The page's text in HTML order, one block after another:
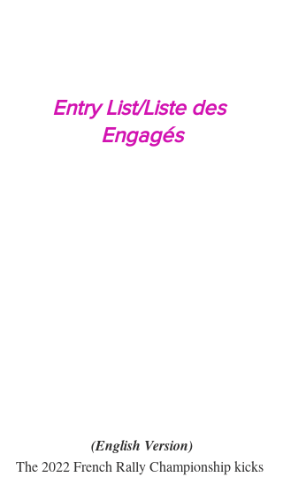
Entry List/Liste des
Engagés
(English Version)
The 2022 French Rally Championship kicks